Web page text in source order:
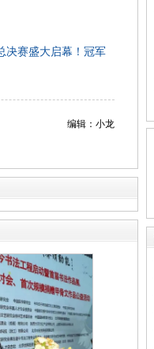
决赛盛大启幕！冠军
编辑：小龙